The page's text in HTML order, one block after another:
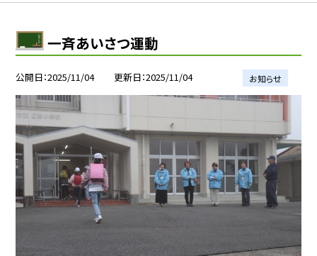
一斉あいさつ運動
公開日 2025/11/04 更新日 2025/11/04 お知らせ